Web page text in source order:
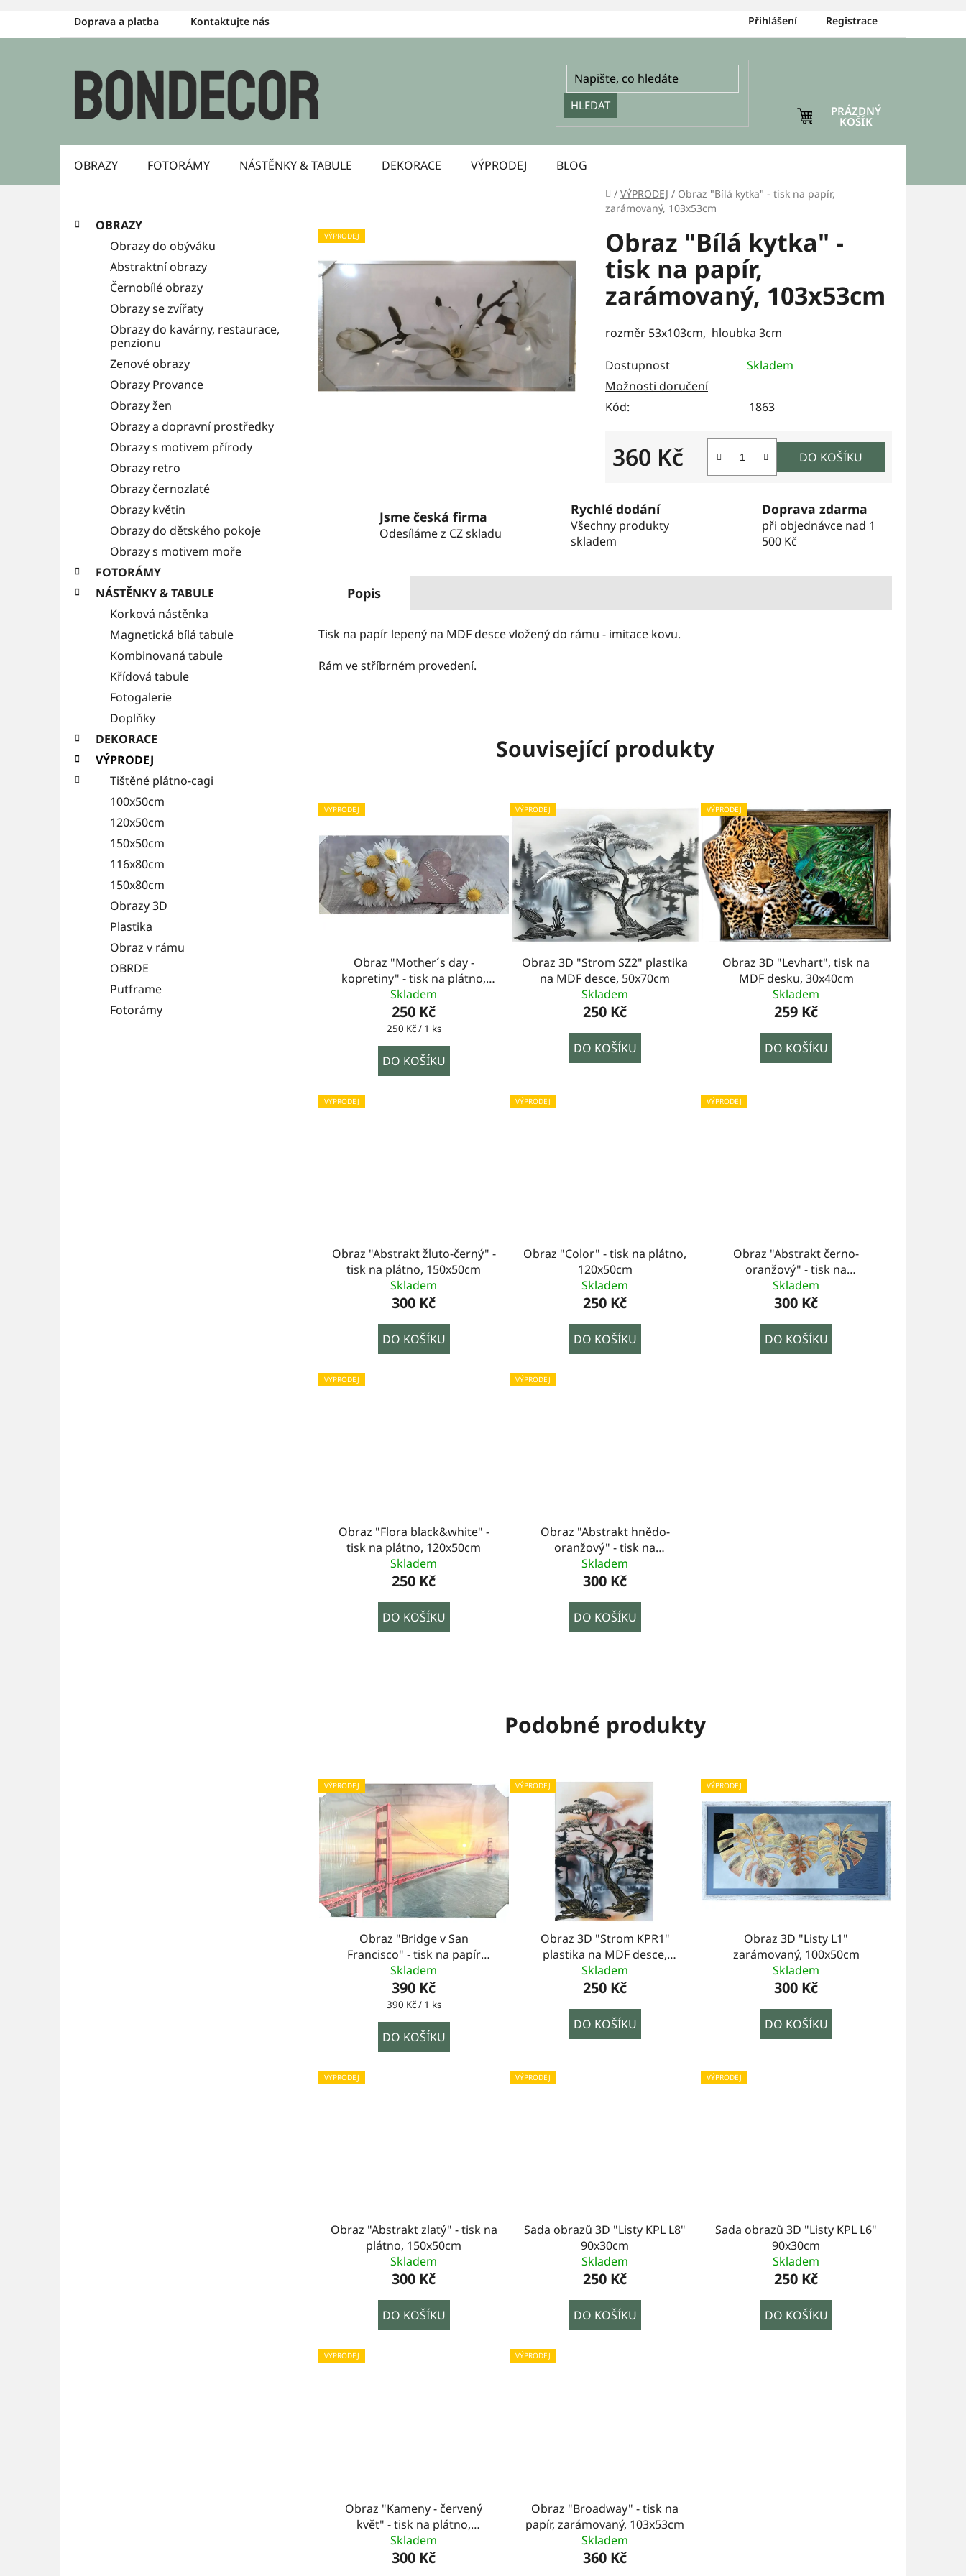
obsah
Doprava a platba Kontaktujte nás Přihlášení Registrace
HLEDAT
NÁKUPNÍ
PRÁZDNÝ
KOŠÍK
OBRAZY FOTORÁMY NÁSTĚNKY & TABULE DEKORACE VÝPRODEJ BLOG
Domů
/ VÝPRODEJ / Obraz "Bílá kytka" - tisk na papír,
zarámovaný, 103x53cm
Přeskočit
kategorie
K
OBRAZY
Obrazy do obýváku
Abstraktní obrazy
Černobílé obrazy
Obrazy se zvířaty
Obrazy do kavárny, restaurace,
penzionu
Zenové obrazy
Obrazy Provance
Obrazy žen
Obrazy a dopravní prostředky
Obrazy s motivem přírody
Obrazy retro
Obrazy černozlaté
Obrazy květin
Obrazy do dětského pokoje
Obrazy s motivem moře
FOTORÁMY
NÁSTĚNKY & TABULE
Korková nástěnka
Magnetická bílá tabule
Kombinovaná tabule
Křídová tabule
Fotogalerie
Doplňky
DEKORACE
VÝPRODEJ
Tištěné plátno-cagi
100x50cm
120x50cm
150x50cm
116x80cm
150x80cm
Obrazy 3D
Plastika
Obraz v rámu
OBRDE
Putframe
Fotorámy
Obraz "Bílá kytka" -
tisk na papír,
zarámovaný, 103x53cm
rozměr 53x103cm, hloubka 3cm
Dostupnost
Skladem
Možnosti doručení
Kód:
1863
360 Kč DO KOŠÍKU
VÝPRODEJ
Jsme česká firma
Odesíláme z CZ skladu
Rychlé dodání
Všechny produkty
skladem
Doprava zdarma
při objednávce nad 1
500 Kč
Popis
Tisk na papír lepený na MDF desce vložený do rámu - imitace kovu.
Rám ve stříbrném provedení.
Související produkty
VÝPRODEJ
Obraz "Mother´s day -
kopretiny" - tisk na plátno,
120x50cm
Skladem
250 Kč
Měrná
250 Kč / 1 ks
DO KOŠÍKU
VÝPRODEJ
Obraz 3D "Strom SZ2" plastika
na MDF desce, 50x70cm
Skladem
250 Kč
DO KOŠÍKU
VÝPRODEJ
Obraz 3D "Levhart", tisk na
MDF desku, 30x40cm
Skladem
259 Kč
DO KOŠÍKU
VÝPRODEJ
Obraz "Abstrakt žluto-černý" -
tisk na plátno, 150x50cm
Skladem
300 Kč
DO KOŠÍKU
VÝPRODEJ
Obraz "Color" - tisk na plátno,
120x50cm
Skladem
250 Kč
DO KOŠÍKU
VÝPRODEJ
Obraz "Abstrakt černo-
oranžový" - tisk na
plátno,150x50cm
Skladem
300 Kč
DO KOŠÍKU
VÝPRODEJ
Obraz "Flora black&white" -
tisk na plátno, 120x50cm
Skladem
250 Kč
DO KOŠÍKU
VÝPRODEJ
Obraz "Abstrakt hnědo-
oranžový" - tisk na
plátno,150x50cm
Skladem
300 Kč
DO KOŠÍKU
Podobné produkty
VÝPRODEJ
Obraz "Bridge v San
Francisco" - tisk na papír
lepený na MDF desku,
100x70cm
Skladem
390 Kč
Měrná
390 Kč / 1 ks
DO KOŠÍKU
VÝPRODEJ
Obraz 3D "Strom KPR1"
plastika na MDF desce,
50x70cm
Skladem
250 Kč
DO KOŠÍKU
VÝPRODEJ
Obraz 3D "Listy L1"
zarámovaný, 100x50cm
Skladem
300 Kč
DO KOŠÍKU
VÝPRODEJ
Obraz "Abstrakt zlatý" - tisk na
plátno, 150x50cm
Skladem
300 Kč
DO KOŠÍKU
VÝPRODEJ
Sada obrazů 3D "Listy KPL L8"
90x30cm
Skladem
250 Kč
DO KOŠÍKU
VÝPRODEJ
Sada obrazů 3D "Listy KPL L6"
90x30cm
Skladem
250 Kč
DO KOŠÍKU
VÝPRODEJ
Obraz "Kameny - červený
květ" - tisk na plátno,
150x50cm
Skladem
300 Kč
VÝPRODEJ
Obraz "Broadway" - tisk na
papír, zarámovaný, 103x53cm
Skladem
360 Kč